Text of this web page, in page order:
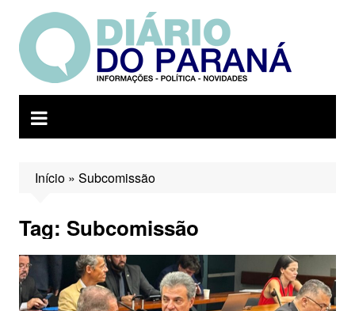
para
conteúdo
Início» Subcomissão
Tag: Subcomissão